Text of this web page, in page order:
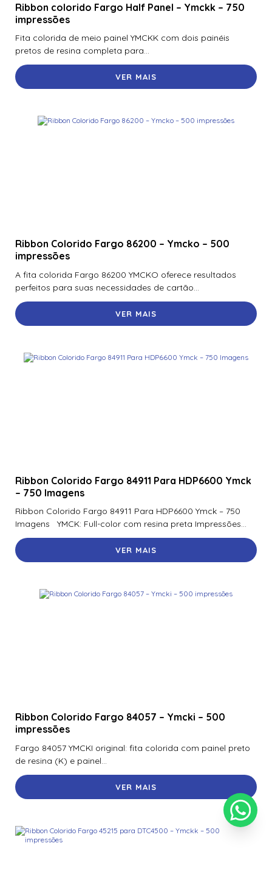
Ribbon colorido Fargo Half Panel – Ymckk – 750
impressões
Fita colorida de meio painel YMCKK com dois painéis
pretos de resina completa para...
VER MAIS
Ribbon Colorido Fargo 86200 – Ymcko – 500
impressões
A fita colorida Fargo 86200 YMCKO oferece resultados
perfeitos para suas necessidades de cartão...
VER MAIS
Ribbon Colorido Fargo 84911 Para HDP6600 Ymck
– 750 Imagens
Ribbon Colorido Fargo 84911 Para HDP6600 Ymck – 750
Imagens YMCK: Full-color com resina preta Impressões...
VER MAIS
Ribbon Colorido Fargo 84057 – Ymcki – 500
impressões
Fargo 84057 YMCKI original: fita colorida com painel preto
de resina (K) e painel...
VER MAIS